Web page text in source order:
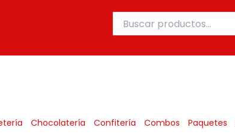
por:
Chocolatería Confitería Combos Paquetes